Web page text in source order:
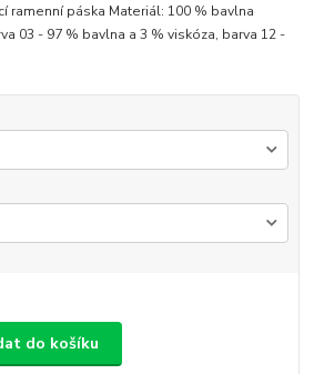
ramenní páska Materiál: 100 % bavlna
03 - 97 % bavlna a 3 % viskóza, barva 12 -
do košíku